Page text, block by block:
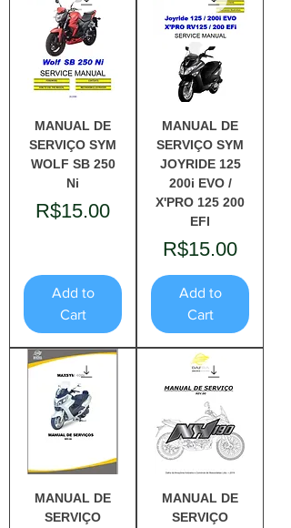
MANUAL DE
SERVIÇO SYM
WOLF SB 250
Ni
Price
R$15.00
Add to
Cart
MANUAL DE
SERVIÇO SYM
JOYRIDE 125
200i EVO /
X'PRO 125 200
EFI
Price
R$15.00
Add to
Cart
MANUAL DE
SERVIÇO
MANUAL DE
SERVIÇO